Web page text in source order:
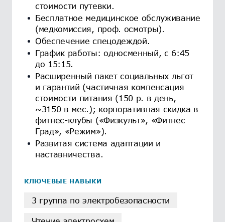
стоимости путевки.
Бесплатное медицинское обслуживание
(медкомиссия, проф. осмотры).
Обеспечение спецодеждой.
График работы: односменный, с 6:45
до 15:15.
Расширенный пакет социальных льгот
и гарантий (частичная компенсация
стоимости питания (150 р. в день,
~3150 в мес.); корпоративная скидка в
фитнес-клубы («Физкульт», «Фитнес
Град», «Режим»).
Развитая система адаптации и
наставничества.
КЛЮЧЕВЫЕ НАВЫКИ
3 группа по электробезопасности